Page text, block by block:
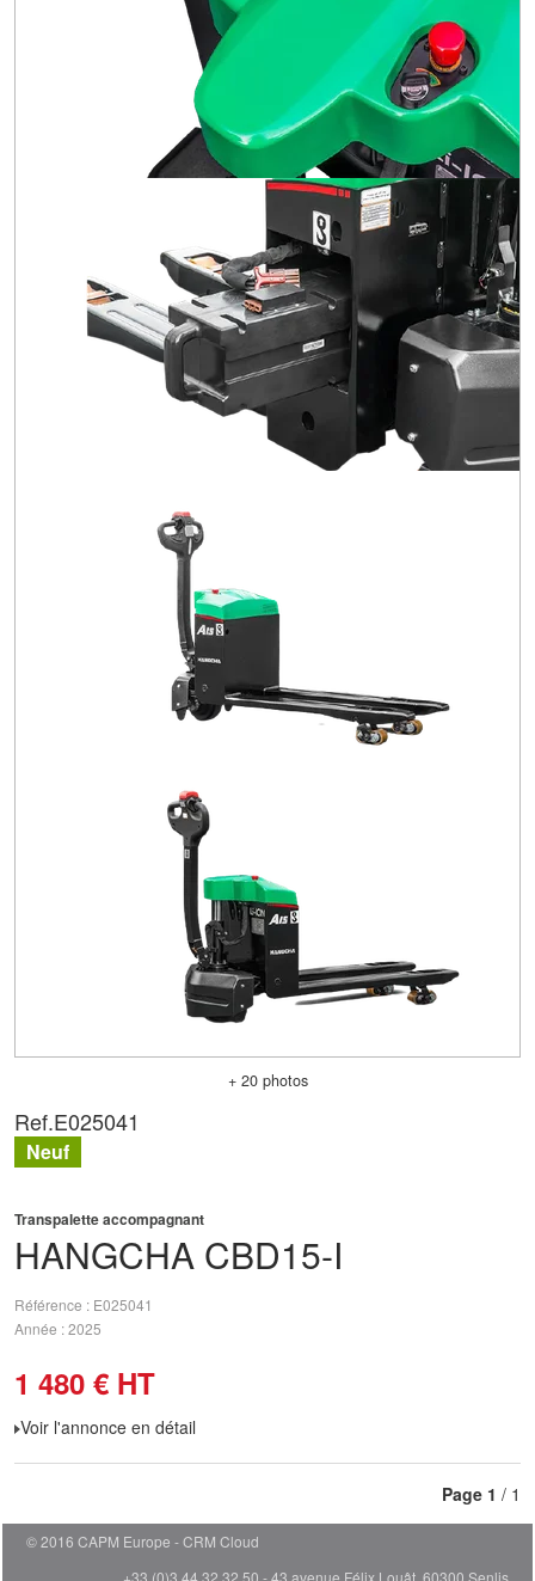
+ 20 photos
HANGCHA CBD15-I
Transpalette accompagnant
Référence
E025041
Année 2025
1 480 € HT
Voir l'annonce en détail
Ref.E025041
Neuf
Page 1 / 1
© 2016 CAPM Europe
CRM Cloud
+33 (0)3 44 32 32 50 - 43 avenue Félix Louât, 60300 Senlis